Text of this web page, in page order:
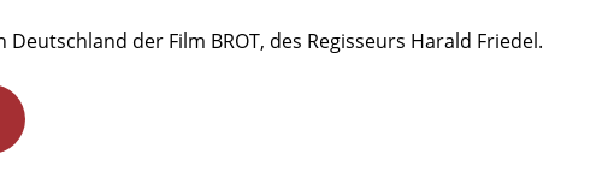
der Film BROT, des Regisseurs Harald Friedel.